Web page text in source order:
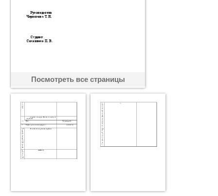
Посмотреть все страницы